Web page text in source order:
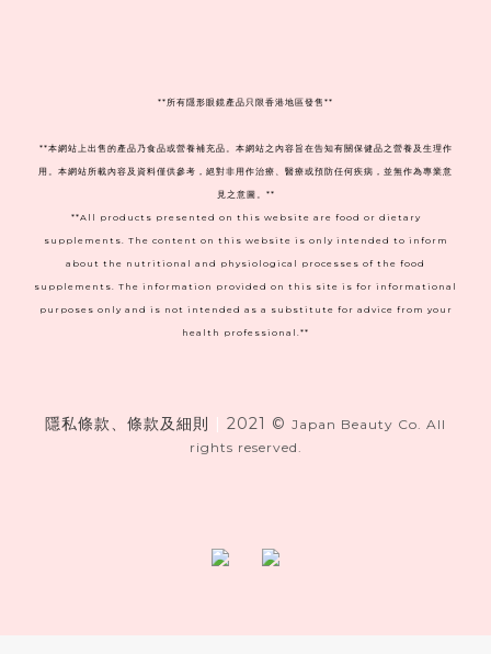
** 所有隱形眼鏡產品只限香港地區發售**
**本網站上出售的產品乃食品或營養補充品。本網站之內容旨在告知有關保健品之營養及生理作
用。本網站所載內容及資料僅供參考，絕對非用作治療、醫療或預防任何疾病，並無作為專業意
見之意圖。**
**All products presented on this website are food or dietary
supplements. The content on this website is only intended to inform
about the nutritional and physiological processes of the food
supplements. The information provided on this site is for informational
purposes only and is not intended as a substitute for advice from your
health professional.**
隱私條款、條款及細則 2021 © Japan Beauty Co. All
rights reserved.